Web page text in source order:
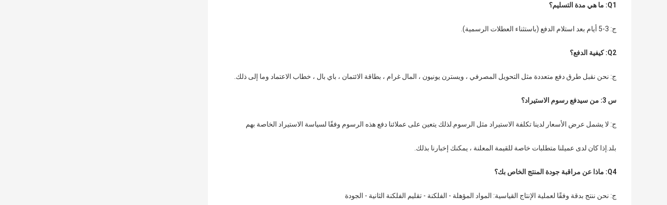
Q1: ما هي مدة التسليم؟
ج: 3-5 أيام بعد استلام الدفع (باستثناء العطلات الرسمية).
Q2: كيفية الدفع؟
ج: نحن نقبل طرق دفع متعددة مثل التحويل المصرفي ، ويسترن يونيون ، المال غرام ، بطاقة الائتمان ، باي بال ، خطاب الاعتماد وما إلى ذلك.
س 3: من سيدفع رسوم الاستيراد؟
ج: لا يشمل عرض الأسعار لدينا تكلفة الاستيراد مثل الرسوم.لذلك يتعين على عملائنا دفع هذه الرسوم وفقًا لسياسة الاستيراد الخاصة بهم
بلد.إذا كان لدى عميلنا متطلبات خاصة للقيمة المعلنة ، يمكنك إخبارنا بذلك.
Q4: ماذا عن مراقبة جودة المنتج الخاص بك؟
ج: نحن ننتج بدقة وفقًا لعملية الإنتاج القياسية: المواد المؤهلة - الفلكنة - تقليم الفلكنة الثانية - الجودة